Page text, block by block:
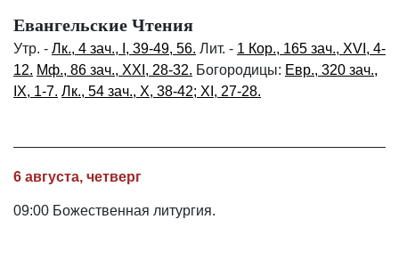
Евангельские Чтения
Утр. - Лк., 4 зач., I, 39-49, 56. Лит. - 1 Кор., 165 зач., XVI, 4-
12. Мф., 86 зач., XXI, 28-32. Богородицы: Евр., 320 зач.,
IX, 1-7. Лк., 54 зач., X, 38-42; XI, 27-28.
6 августа, четверг
09:00 Божественная литургия.